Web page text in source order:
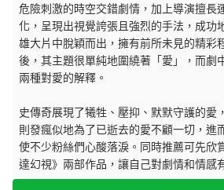
危險刺激的時空交錯劇情，加上導演擅長
化，呈現出視覺誇張且強烈的手法，成功
雄大片中脫穎而出，擁有前所未見的精彩
後，其主題很單純地圍繞著「愛」，而劇
兩種對愛的解釋。
史傳奇展現了犧牲、壓抑、默默守護的愛
則發瘋似地為了已逝去的愛不顧一切，進
使不少粉絲們心酸落淚。同時推薦可先欣
達幻視》兩部作品，讓自己對劇情和情感